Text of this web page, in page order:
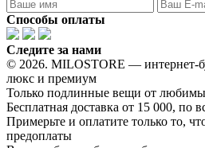
Способы оплаты
Следите за нами
© 2026. MILOSTORE — интернет-
люкс и премиум
Только подлинные вещи от
Бесплатная доставка от 15 000, по
Примерьте и оплатите только то,
предоплаты